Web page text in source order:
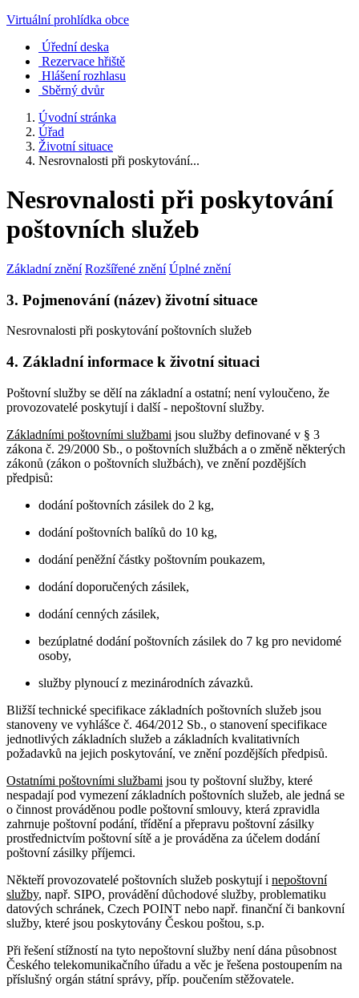
Virtuální prohlídka obce
Úřední deska
Rezervace hřiště
Hlášení rozhlasu
Sběrný dvůr
Úvodní stránka
Úřad
Životní situace
Nesrovnalosti při poskytování...
Nesrovnalosti při poskytování
poštovních služeb
Základní znění Rozšířené znění Úplné znění
3. Pojmenování (název) životní situace
Nesrovnalosti při poskytování poštovních služeb
4. Základní informace k životní situaci
Poštovní služby se dělí na základní a ostatní; není vyloučeno, že
provozovatelé poskytují i další - nepoštovní služby.
Základními poštovními službami jsou služby definované v § 3
zákona č. 29/2000 Sb., o poštovních službách a o změně některých
zákonů (zákon o poštovních službách), ve znění pozdějších
předpisů:
dodání poštovních zásilek do 2 kg,
dodání poštovních balíků do 10 kg,
dodání peněžní částky poštovním poukazem,
dodání doporučených zásilek,
dodání cenných zásilek,
bezúplatné dodání poštovních zásilek do 7 kg pro nevidomé
osoby,
služby plynoucí z mezinárodních závazků.
Bližší technické specifikace základních poštovních služeb jsou
stanoveny ve vyhlášce č. 464/2012 Sb., o stanovení specifikace
jednotlivých základních služeb a základních kvalitativních
požadavků na jejich poskytování, ve znění pozdějších předpisů.
Ostatními poštovními službami jsou ty poštovní služby, které
nespadají pod vymezení základních poštovních služeb, ale jedná se
o činnost prováděnou podle poštovní smlouvy, která zpravidla
zahrnuje poštovní podání, třídění a přepravu poštovní zásilky
prostřednictvím poštovní sítě a je prováděna za účelem dodání
poštovní zásilky příjemci.
Někteří provozovatelé poštovních služeb poskytují i nepoštovní
služby, např. SIPO, provádění důchodové služby, problematiku
datových schránek, Czech POINT nebo např. finanční či bankovní
služby, které jsou poskytovány Českou poštou, s.p.
Při řešení stížností na tyto nepoštovní služby není dána působnost
Českého telekomunikačního úřadu a věc je řešena postoupením na
příslušný orgán státní správy, příp. poučením stěžovatele.